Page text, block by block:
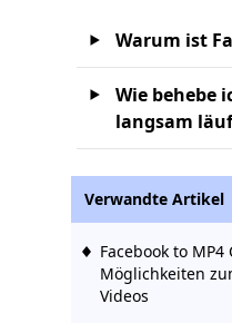
Warum ist
Wie behebe
langsam
Verwandte Artikel
Facebook to
Möglichkeiten
Videos